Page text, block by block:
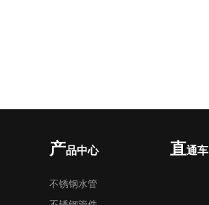
产品中心
不锈钢水管
直通车